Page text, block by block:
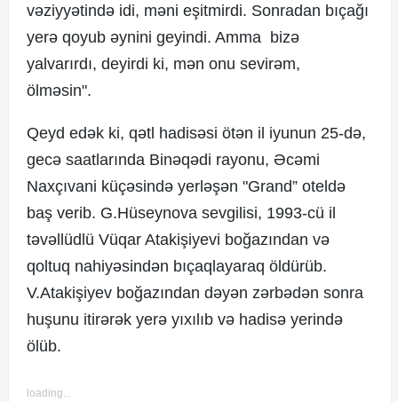
vəziyyətində idi, məni eşitmirdi. Sonradan bıçağı
yerə qoyub əynini geyindi. Amma bizə
yalvarırdı, deyirdi ki, mən onu sevirəm,
ölməsin".
Qeyd edək ki, qətl hadisəsi ötən il iyunun 25-də,
gecə saatlarında Binəqədi rayonu, Əcəmi
Naxçıvani küçəsində yerləşən "Grand” oteldə
baş verib. G.Hüseynova sevgilisi, 1993-cü il
təvəllüdlü Vüqar Atakişiyevi boğazından və
qoltuq nahiyəsindən bıçaqlayaraq öldürüb.
V.Atakişiyev boğazından dəyən zərbədən sonra
huşunu itirərək yerə yıxılıb və hadisə yerində
ölüb.
loading...